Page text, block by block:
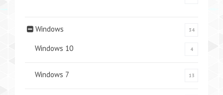
Windows 34
Windows 10 4
Windows 7 13